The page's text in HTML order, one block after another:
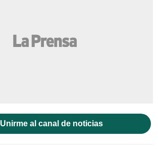
Unirme al canal de noticias